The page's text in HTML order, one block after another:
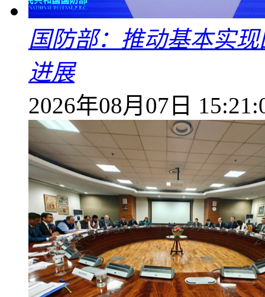
国防部：推动基本实
进展
2026年08月07日